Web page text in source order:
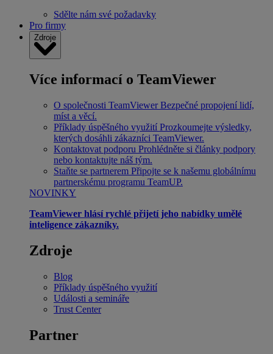
Sdělte nám své požadavky
Pro firmy
Zdroje
Více informací o TeamViewer
O společnosti TeamViewer Bezpečné propojení lidí,
míst a věcí.
Příklady úspěšného využití Prozkoumejte výsledky,
kterých dosáhli zákazníci TeamViewer.
Kontaktovat podporu Prohlédněte si články podpory
nebo kontaktujte náš tým.
Staňte se partnerem Připojte se k našemu globálnímu
partnerskému programu TeamUP.
NOVINKY
TeamViewer hlásí rychlé přijetí jeho nabídky umělé
inteligence zákazníky.
Zdroje
Blog
Příklady úspěšného využití
Události a semináře
Trust Center
Partner